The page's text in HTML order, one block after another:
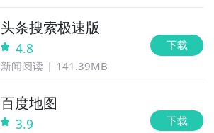
头条搜索极速版
4.8
新闻阅读 141.39MB
下载
百度地图
3.9 下载